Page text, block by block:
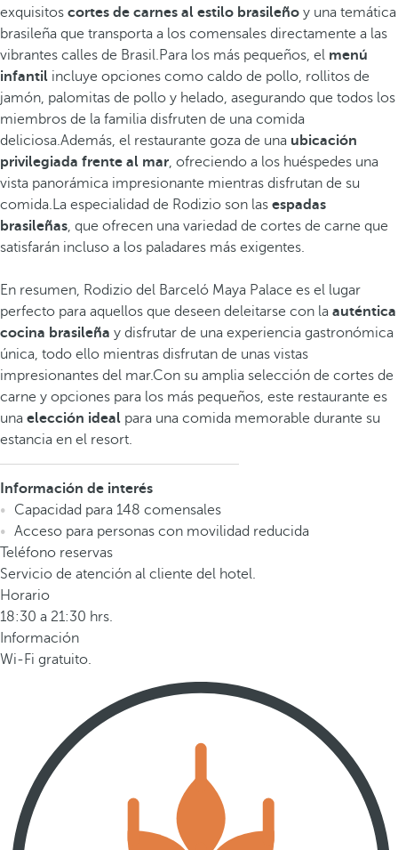
exquisitos cortes de carnes al estilo brasileño y una temática
brasileña que transporta a los comensales directamente a las
vibrantes calles de Brasil.Para los más pequeños, el menú
infantil incluye opciones como caldo de pollo, rollitos de
jamón, palomitas de pollo y helado, asegurando que todos los
miembros de la familia disfruten de una comida
deliciosa.Además, el restaurante goza de una ubicación
privilegiada frente al mar, ofreciendo a los huéspedes una
vista panorámica impresionante mientras disfrutan de su
comida.La especialidad de Rodizio son las espadas
brasileñas, que ofrecen una variedad de cortes de carne que
satisfarán incluso a los paladares más exigentes.
En resumen, Rodizio del Barceló Maya Palace es el lugar
perfecto para aquellos que deseen deleitarse con la auténtica
cocina brasileña y disfrutar de una experiencia gastronómica
única, todo ello mientras disfrutan de unas vistas
impresionantes del mar.Con su amplia selección de cortes de
carne y opciones para los más pequeños, este restaurante es
una elección ideal para una comida memorable durante su
estancia en el resort.
Información de interés
Capacidad para 148 comensales
Acceso para personas con movilidad reducida
Teléfono reservas
Servicio de atención al cliente del hotel.
Horario
18:30 a 21:30 hrs.
Información
Wi-Fi gratuito.